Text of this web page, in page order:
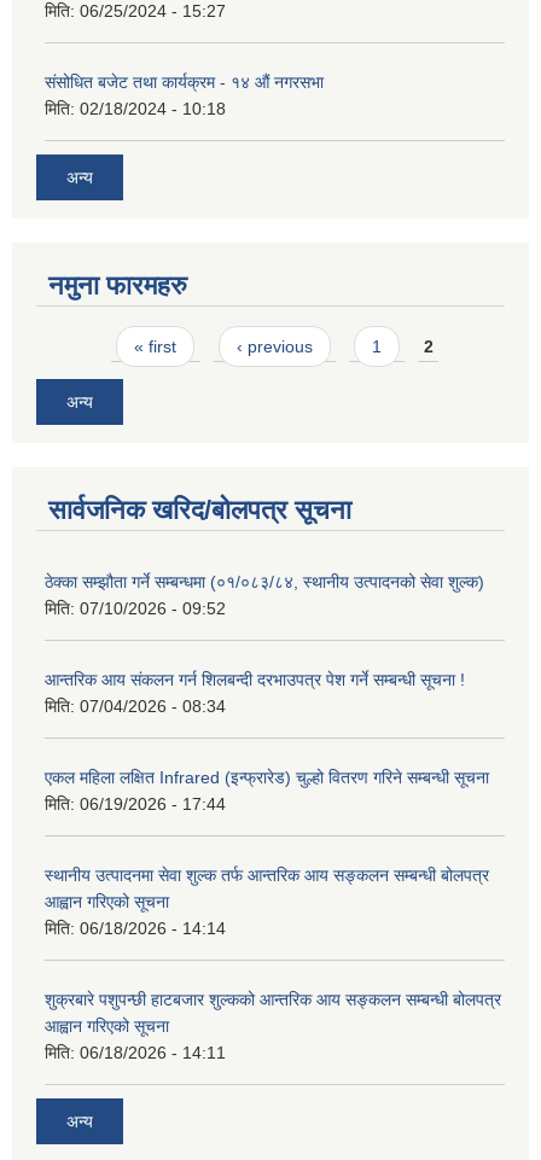
मिति: 06/25/2024 - 15:27
संसोधित बजेट तथा कार्यक्रम - १४ औं नगरसभा
मिति: 02/18/2024 - 10:18
अन्य
नमुना फारमहरु
Pages« first ‹ previous 1 2
अन्य
सार्वजनिक खरिद/बोलपत्र सूचना
ठेक्का सम्झौता गर्ने सम्बन्धमा (०१/०८३/८४, स्थानीय उत्पादनको सेवा शुल्क)
मिति: 07/10/2026 - 09:52
आन्तरिक आय संकलन गर्न शिलबन्दी दरभाउपत्र पेश गर्ने सम्बन्धी सूचना !
मिति: 07/04/2026 - 08:34
एकल महिला लक्षित Infrared (इन्फ्रारेड) चुल्हो वितरण गरिने सम्बन्धी सूचना
मिति: 06/19/2026 - 17:44
स्थानीय उत्पादनमा सेवा शुल्क तर्फ आन्तरिक आय सङ्कलन सम्बन्धी बोलपत्र
आह्वान गरिएको सूचना
मिति: 06/18/2026 - 14:14
शुक्रबारे पशुपन्छी हाटबजार शुल्कको आन्तरिक आय सङ्कलन सम्बन्धी बोलपत्र
आह्वान गरिएको सूचना
मिति: 06/18/2026 - 14:11
अन्य